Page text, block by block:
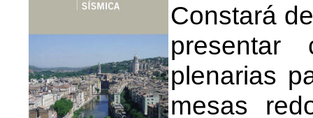
Constará
presentar
plenarias
mesas